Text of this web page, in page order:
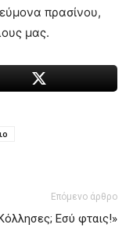
πρασίνου,
μας.
Επόμενο άρθρο
Εσύ φταις!»